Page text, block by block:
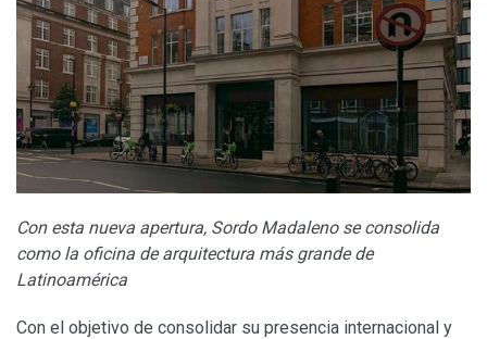
Con esta nueva apertura, Sordo Madaleno se consolida
como la oficina de arquitectura más grande de
Latinoamérica
Con el objetivo de consolidar su presencia internacional y